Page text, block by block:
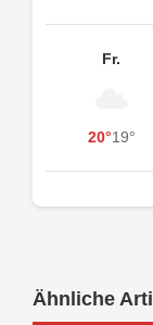
Fr.
20°19°
Ähnliche